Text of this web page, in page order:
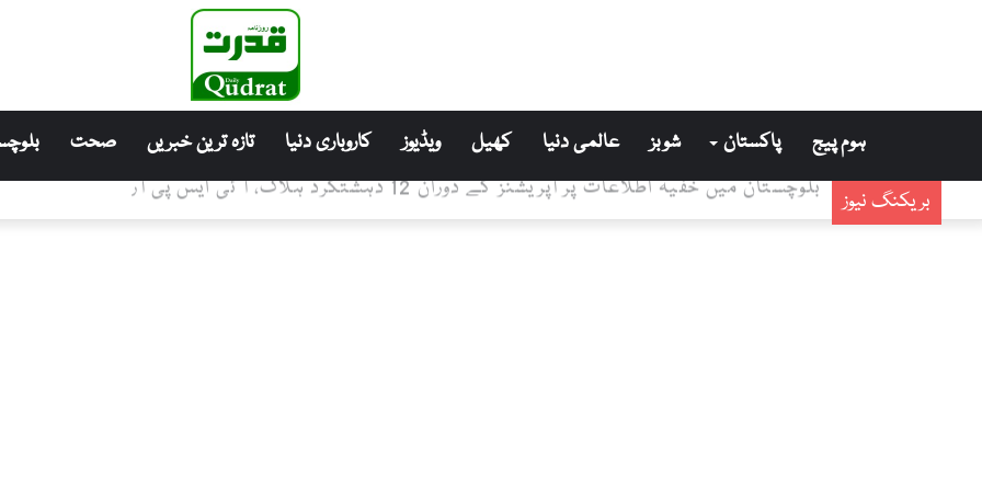
ہوم پیج پاکستان شوبز عالمی دنیا کھیل ویڈیوز کاروباری دنیا تازہ ترین خبریں صحت
بریکنگ نیوز بلوچستان میں خفیہ اطلاعات پر آپریشنز کے دوران 12 دہشتگرد ہلاک، آ ئی ایس پی آر